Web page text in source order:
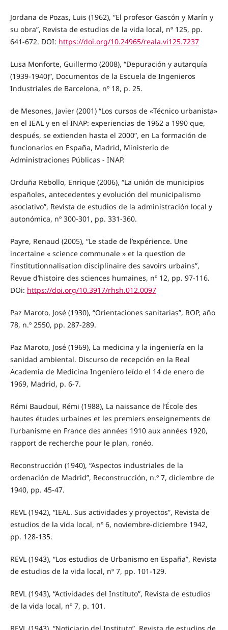
Jordana de Pozas, Luis (1962), “El profesor Gascón y Marín y
su obra”, Revista de estudios de la vida local, nº 125, pp.
641-672. DOI: https://doi.org/10.24965/reala.vi125.7237
Lusa Monforte, Guillermo (2008), “Depuración y autarquía
(1939-1940)”, Documentos de la Escuela de Ingenieros
Industriales de Barcelona, nº 18, p. 25.
de Mesones, Javier (2001) “Los cursos de «Técnico urbanista»
en el IEAL y en el INAP: experiencias de 1962 a 1990 que,
después, se extienden hasta el 2000”, en La formación de
funcionarios en España, Madrid, Ministerio de
Administraciones Públicas - INAP.
Orduña Rebollo, Enrique (2006), “La unión de municipios
españoles, antecedentes y evolución del municipalismo
asociativo”, Revista de estudios de la administración local y
autonómica, nº 300-301, pp. 331-360.
Payre, Renaud (2005), “Le stade de l’expérience. Une
incertaine « science communale » et la question de
l’institutionnalisation disciplinaire des savoirs urbains”,
Revue d’histoire des sciences humaines, nº 12, pp. 97-116.
DOi: https://doi.org/10.3917/rhsh.012.0097
Paz Maroto, José (1930), “Orientaciones sanitarias”, ROP, año
78, n.º 2550, pp. 287-289.
Paz Maroto, José (1969), La medicina y la ingeniería en la
sanidad ambiental. Discurso de recepción en la Real
Academia de Medicina Ingeniero leído el 14 de enero de
1969, Madrid, p. 6-7.
Rémi Baudouï, Rémi (1988), La naissance de l’École des
hautes études urbaines et les premiers enseignements de
l'urbanisme en France des années 1910 aux années 1920,
rapport de recherche pour le plan, ronéo.
Reconstrucción (1940), “Aspectos industriales de la
ordenación de Madrid”, Reconstrucción, n.º 7, diciembre de
1940, pp. 45-47.
REVL (1942), “IEAL. Sus actividades y proyectos”, Revista de
estudios de la vida local, nº 6, noviembre-diciembre 1942,
pp. 128-135.
REVL (1943), “Los estudios de Urbanismo en España”, Revista
de estudios de la vida local, nº 7, pp. 101-129.
REVL (1943), “Actividades del Instituto”, Revista de estudios
de la vida local, nº 7, p. 101.